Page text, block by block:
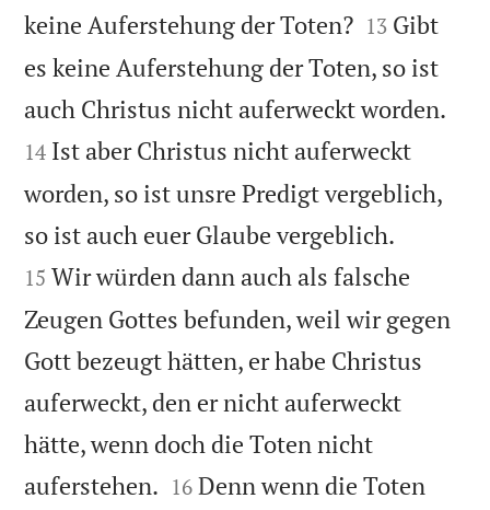
keine Auferstehung der Toten?
13 Gibt
es keine Auferstehung der Toten, so ist
auch Christus nicht auferweckt worden.
14 Ist aber Christus nicht auferweckt
worden, so ist unsre Predigt vergeblich,
so ist auch euer Glaube vergeblich.
15 Wir würden dann auch als falsche
Zeugen Gottes befunden, weil wir gegen
Gott bezeugt hätten, er habe Christus
auferweckt, den er nicht auferweckt
hätte, wenn doch die Toten nicht
auferstehen. 

16 Denn wenn die Toten